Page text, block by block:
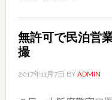
優
ペ
無許可で民泊営
撮
2017年11月7日 BY ADMIN